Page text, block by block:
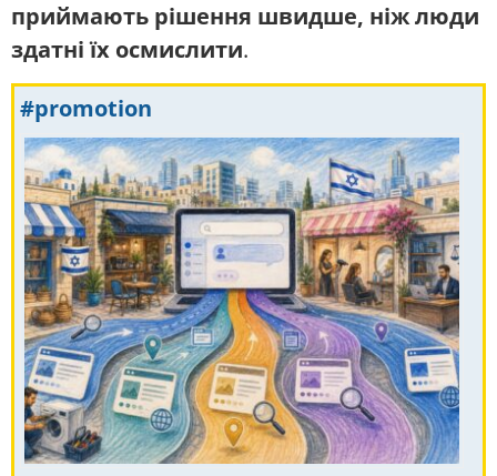
приймають рішення швидше, ніж люди
здатні їх осмислити.
#promotion